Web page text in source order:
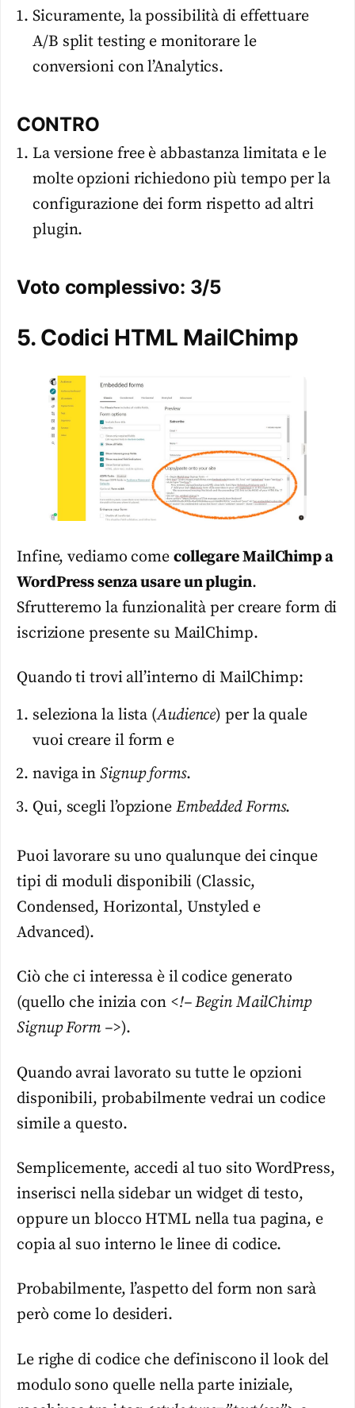
Sicuramente, la possibilità di effettuare
A/B split testing e monitorare le
conversioni con l’Analytics.
CONTRO
La versione free è abbastanza limitata e le
molte opzioni richiedono più tempo per la
configurazione dei form rispetto ad altri
plugin.
Voto complessivo: 3/5
5. Codici HTML MailChimp
Infine, vediamo come collegare MailChimp a
WordPress senza usare un plugin.
Sfrutteremo la funzionalità per creare form di
iscrizione presente su MailChimp.
Quando ti trovi all’interno di MailChimp:
seleziona la lista (Audience) per la quale
vuoi creare il form e
naviga in Signup forms.
Qui, scegli l’opzione Embedded Forms.
Puoi lavorare su uno qualunque dei cinque
tipi di moduli disponibili (Classic,
Condensed, Horizontal, Unstyled e
Advanced).
Ciò che ci interessa è il codice generato
(quello che inizia con <!– Begin MailChimp
Signup Form –>).
Quando avrai lavorato su tutte le opzioni
disponibili, probabilmente vedrai un codice
simile a questo.
Semplicemente, accedi al tuo sito WordPress,
inserisci nella sidebar un widget di testo,
oppure un blocco HTML nella tua pagina, e
copia al suo interno le linee di codice.
Probabilmente, l’aspetto del form non sarà
però come lo desideri.
Le righe di codice che definiscono il look del
modulo sono quelle nella parte iniziale,